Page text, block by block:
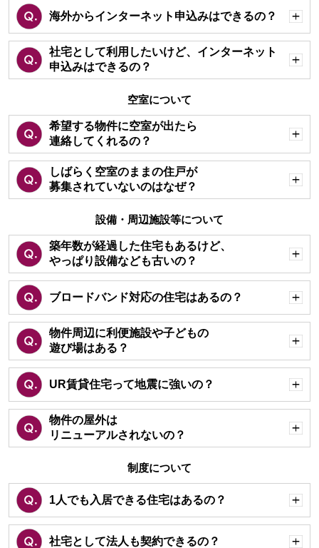
海外からインターネット申込みはできるの？
く
社宅として利用したいけど、インターネット
申込みはできるの？
く
空室について
希望する物件に空室が出たら
連絡してくれるの？
く
しばらく空室のままの住戸が
募集されていないのはなぜ？
く
設備・周辺施設等について
築年数が経過した住宅もあるけど、
やっぱり設備なども古いの？
く
ブロードバンド対応の住宅はあるの？
く
物件周辺に利便施設や子どもの
遊び場はある？
く
UR賃貸住宅って地震に強いの？
く
物件の屋外は
リニューアルされないの？
く
制度について
1人でも入居できる住宅はあるの？
く
社宅として法人も契約できるの？